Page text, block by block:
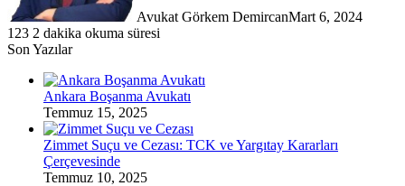
Avukat Görkem DemircanMart 6, 2024
123 2 dakika okuma süresi
Son Yazılar
Ankara Boşanma Avukatı
Temmuz 15, 2025
Zimmet Suçu ve Cezası: TCK ve Yargıtay Kararları
Çerçevesinde
Temmuz 10, 2025